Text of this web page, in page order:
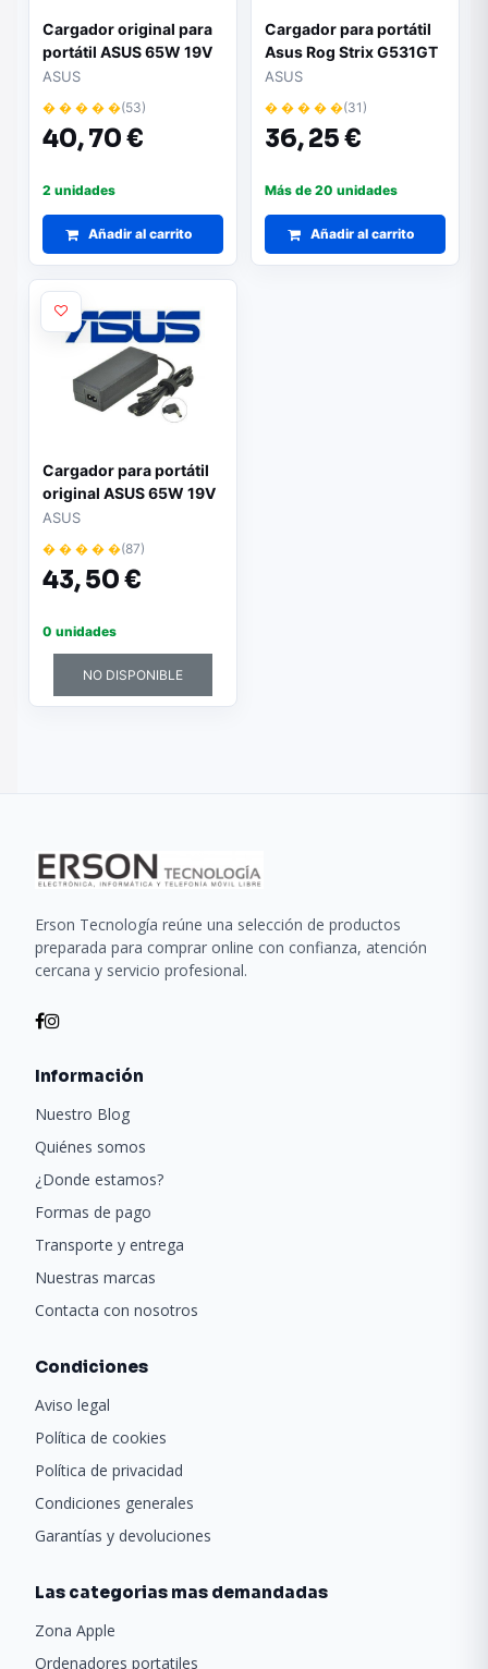
Cargador original para
portátil ASUS 65W 19V
3.42A 4.5x3.0 mm
ASUS
� � � � �(53)
40,70 €
2 unidades
Añadir al carrito
Cargador para portátil
Asus Rog Strix G531GT
150w / 20v 7.5a /
6.0x3.7mm / M-216
ASUS
� � � � �(31)
36,25 €
Más de 20 unidades
Añadir al carrito
Cargador para portátil
original ASUS 65W 19V
3.42A 4.0mm x 1.35mm
ASUS
� � � � �(87)
43,50 €
0 unidades
NO DISPONIBLE
Erson Tecnología reúne una selección de productos
preparada para comprar online con confianza, atención
cercana y servicio profesional.
Información
Nuestro Blog
Quiénes somos
¿Donde estamos?
Formas de pago
Transporte y entrega
Nuestras marcas
Contacta con nosotros
Condiciones
Aviso legal
Política de cookies
Política de privacidad
Condiciones generales
Garantías y devoluciones
Las categorias mas demandadas
Zona Apple
Ordenadores portatiles